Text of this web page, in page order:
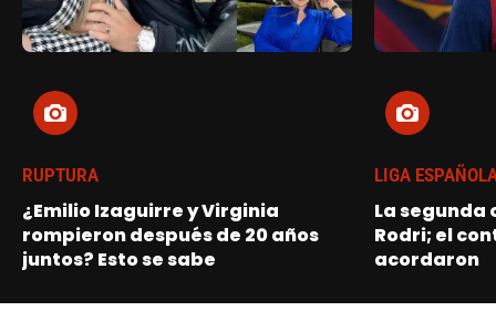
RUPTURA
¿Emilio Izaguirre y Virginia
rompieron después de 20 años
juntos? Esto se sabe
LIGA
La
Rodri; el
acordaron